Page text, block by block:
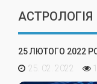
АСТРОЛОГІЯ
25 ЛЮТОГО 2022
25. 02. 2022